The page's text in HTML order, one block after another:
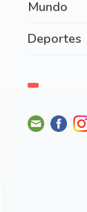
Mundo
Deportes